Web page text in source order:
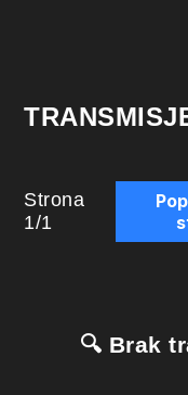
Strona
1/1
🔍 Brak